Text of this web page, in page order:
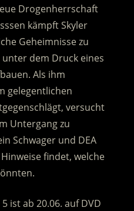
Drogenherrschaft
kämpft Skyler
Geheimnisse zu
dem Druck eines
Als ihm
gelegentlichen
versucht
Untergang zu
Schwager und DEA
findet, welche
ist ab 20.06. auf DVD